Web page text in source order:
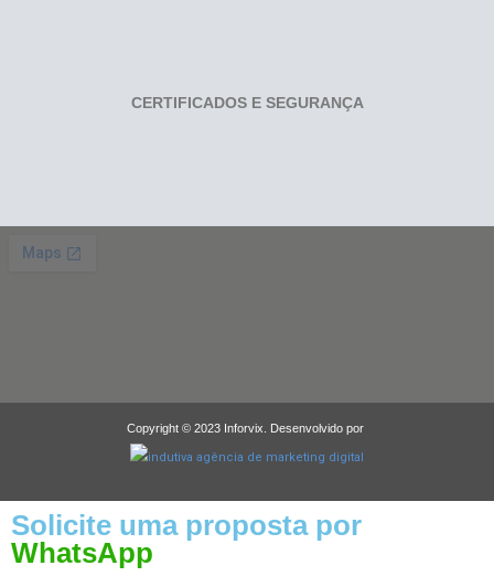
CERTIFICADOS E SEGURANÇA
Copyright © 2023 Inforvix. Desenvolvido por
Solicite uma proposta por
WhatsApp